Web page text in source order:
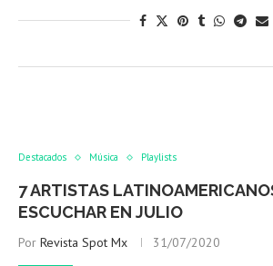
Destacados Música Playlists
7 ARTISTAS
ESCUCHAR EN JULIO
Por Revista Spot Mx 31/07/2020